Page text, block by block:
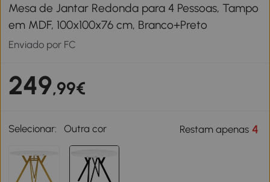
Mesa de Jantar Redonda para 4 Pessoas, Tampo
em MDF, 100x100x76 cm, Branco+Preto
Enviado por FC
249,99€
Selecionar: Outra cor Restam apenas4